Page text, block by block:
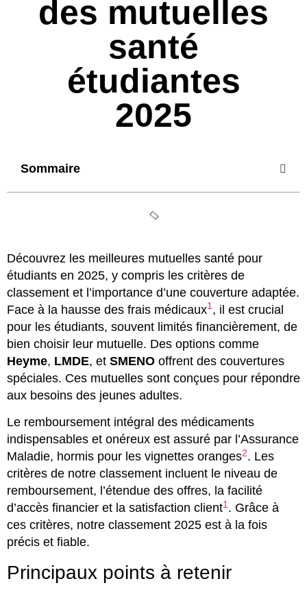
des mutuelles
santé
étudiantes
2025
Sommaire
Découvrez les meilleures mutuelles santé pour
étudiants en 2025, y compris les critères de
classement et l’importance d’une couverture adaptée.
Face à la hausse des frais médicaux1, il est crucial
pour les étudiants, souvent limités financièrement, de
bien choisir leur mutuelle. Des options comme
Heyme, LMDE, et SMENO offrent des couvertures
spéciales. Ces mutuelles sont conçues pour répondre
aux besoins des jeunes adultes.
Le remboursement intégral des médicaments
indispensables et onéreux est assuré par l’Assurance
Maladie, hormis pour les vignettes oranges2. Les
critères de notre classement incluent le niveau de
remboursement, l’étendue des offres, la facilité
d’accès financier et la satisfaction client1 . Grâce à
ces critères, notre classement 2025 est à la fois
précis et fiable.
Principaux points à retenir